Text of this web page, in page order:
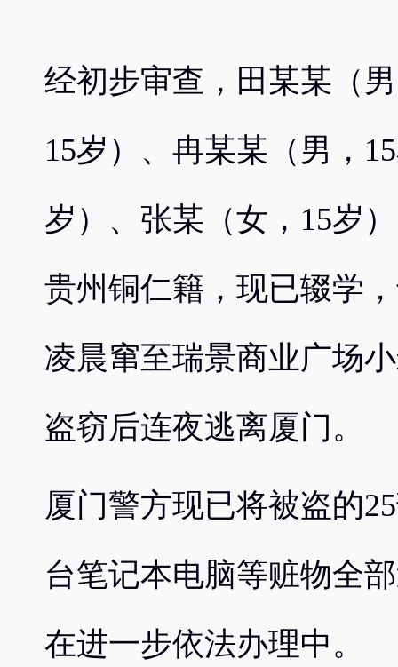
经初步审查，田某某（
15岁）、冉某某（男，
岁）、张某（女，15岁
贵州铜仁籍，现已辍学
凌晨窜至瑞景商业广场
盗窃后连夜逃离厦门。
厦门警方现已将被盗的
台笔记本电脑等赃物全
在进一步依法办理中。